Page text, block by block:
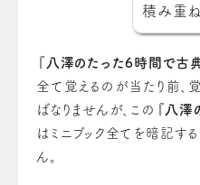
積み重
『 八澤のたった6時間で古
全て覚えるのが当たり前、
ばなりませんが、この『 八澤
はミニブック全てを暗記す
ん。